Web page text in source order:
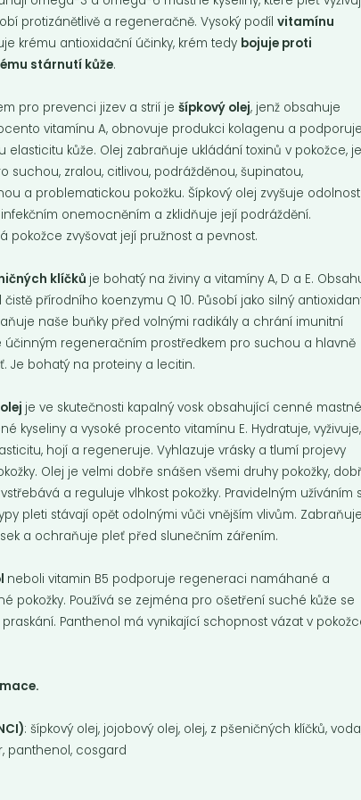
Provozní informace
Reklamační formulář
GDPR
Kolektiv
Platební metody
protizánětlivě a regeneračně. Vysoký podíl vitamínu
krému antioxidační účinky, krém tedy bojuje proti
stárnutí kůže.
pro prevenci jizev a strií ješípkový olej, jenž obsahuje
vitamínu A, obnovuje produkci kolagenu a podporuje
elasticitu kůže. Olej zabraňuje ukládání toxinů v pokožce, je
suchou, zralou, citlivou, podrážděnou, šupinatou,
a problematickou pokožku. Šípkový olej zvyšuje odolnost
onemocněním a zklidňuje její podráždění.
pokožce zvyšovat její pružnost a pevnost.
klíčků je bohatý na živiny a vitamíny A, D a E.
čistě přírodního koenzymu Q 10. Působí jako silný
naše buňky před volnými radikály a chrání imunitní
účinným regeneračním prostředkem pro suchou a hlavně
Je bohatý na proteiny a lecitin.
je ve skutečnosti kapalný vosk obsahující cenné mastné
kyseliny a vysoké procento vitamínu E. Hydratuje, vyživuje,
hojí a regeneruje. Vyhlazuje vrásky a tlumí projevy
Olej je velmi dobře snášen všemi druhy pokožky,
a reguluje vlhkost pokožky. Pravidelným užíváním
pleti stávají opět odolnými vůči vnějším vlivům. Zabraňuje
a ochraňuje pleť před slunečním zářením.
neboli vitamin B5 podporuje regeneraci namáhané a
pokožky. Používá se zejména pro ošetření suché kůže se
praskání. Panthenol má vynikající schopnost vázat v
: šípkový olej, jojobový olej, olej, z pšeničných klíčků,
panthenol, cosgard